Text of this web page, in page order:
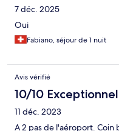
7 déc. 2025
Oui
Fabiano, séjour de 1 nuit
Avis vérifié
10/10 Exceptionnel
11 déc. 2023
A 2 pas de l'aéroport. Coin